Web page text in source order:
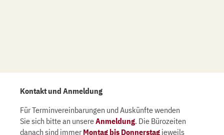
Kontakt und Anmeldung
Für Terminvereinbarungen und Auskünfte wenden
Sie sich bitte an unsereAnmeldung. Die Bürozeiten
danach sind immer Montag bis Donnerstag jeweils